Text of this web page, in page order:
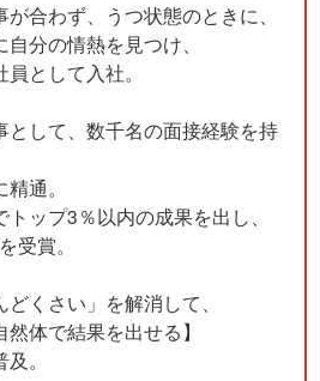
合わず、うつ状態のときに、
分の情熱を見つけ、
として入社。
として、数千名の面接経験を持
通。
ップ3％以内の成果を出し、
受賞。
くさい」を解消して、
然体で結果を出せる】
。